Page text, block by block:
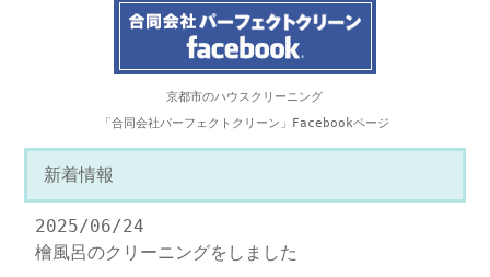
京都市のハウスクリーニング
「合同会社パーフェクトクリーン」Facebookページ
新着情報
2025/06/24
檜風呂のクリーニングをしました